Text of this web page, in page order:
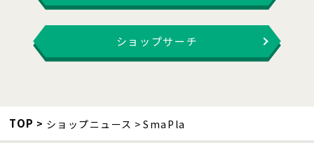
ショップサーチ
TOP ショップニュース SmaPla